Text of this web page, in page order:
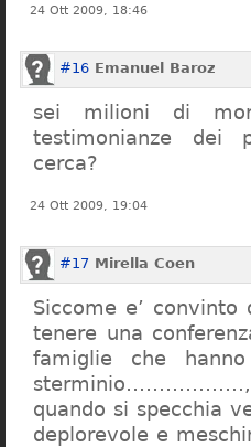
24 Ott 2009, 18:46
#16 Emanuel Baroz
sei milioni di
testimonianze dei
cerca?
24 Ott 2009, 19:04
#17 Mirella Coen
Siccome e’
tenere una
famiglie che
quando si specchia
deplorevole e